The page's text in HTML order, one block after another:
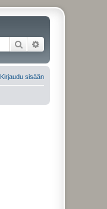
Etsi
Kirjaudu sisään